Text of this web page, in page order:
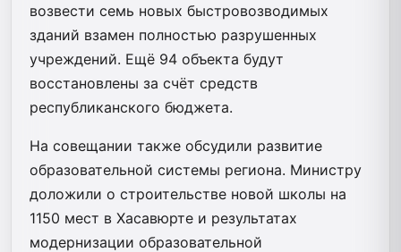
возвести семь новых быстровозводимых
зданий взамен полностью разрушенных
учреждений. Ещё 94 объекта будут
восстановлены за счёт средств
республиканского бюджета.
На совещании также обсудили развитие
образовательной системы региона. Министру
доложили о строительстве новой школы на
1150 мест в Хасавюрте и результатах
модернизации образовательной